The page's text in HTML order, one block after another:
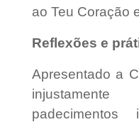
ao Teu Coração
Reflexões e
Apresentado a